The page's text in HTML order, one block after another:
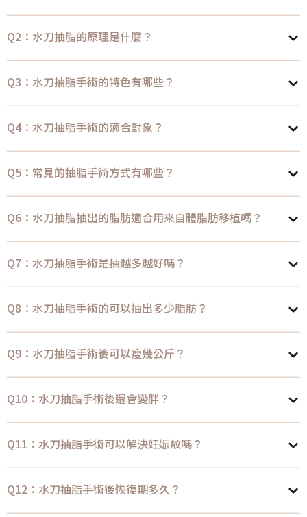
Q2：水刀抽脂的原理是什麼？
Q3：水刀抽脂手術的特色有哪些？
Q4：水刀抽脂手術的適合對象？
Q5：常見的抽脂手術方式有哪些？
Q6：水刀抽脂抽出的脂肪適合用來自體脂肪移植嗎？
Q7：水刀抽脂手術是抽越多越好嗎？
Q8：水刀抽脂手術的可以抽出多少脂肪？
Q9：水刀抽脂手術後可以瘦幾公斤？
Q10：水刀抽脂手術後還會變胖？
Q11：水刀抽脂手術可以解決妊娠紋嗎？
Q12：水刀抽脂手術後恢復期多久？